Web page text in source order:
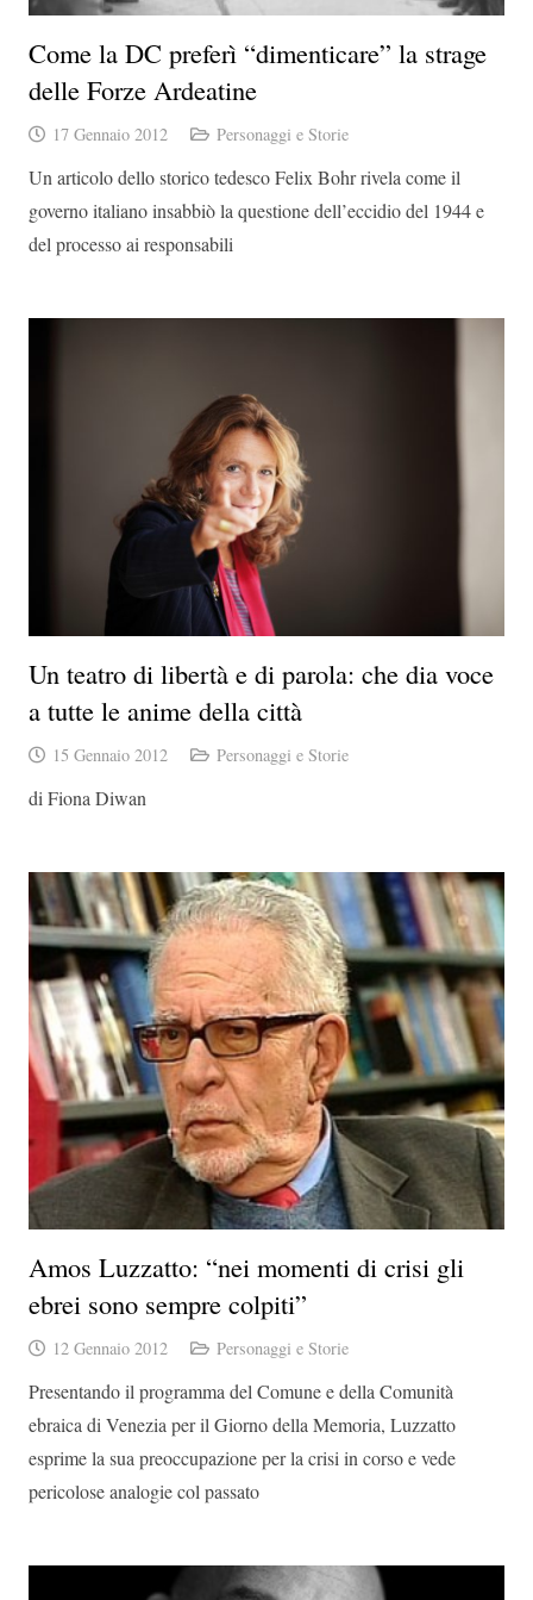
Come la DC preferì “dimenticare” la strage
delle Forze Ardeatine
17 Gennaio 2012 Personaggi e Storie
Un articolo dello storico tedesco Felix Bohr rivela come il
governo italiano insabbiò la questione dell’eccidio del 1944 e
del processo ai responsabili
Un teatro di libertà e di parola: che dia voce
a tutte le anime della città
15 Gennaio 2012 Personaggi e Storie
di Fiona Diwan
Amos Luzzatto: “nei momenti di crisi gli
ebrei sono sempre colpiti”
12 Gennaio 2012 Personaggi e Storie
Presentando il programma del Comune e della Comunità
ebraica di Venezia per il Giorno della Memoria, Luzzatto
esprime la sua preoccupazione per la crisi in corso e vede
pericolose analogie col passato